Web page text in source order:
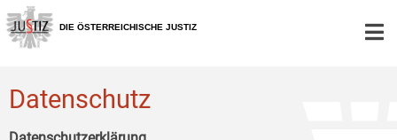
Zur
Hauptnavigation
[1]
Zum
Inhalt
[2]
Zum
Untermenü
[3]
DIE ÖSTERREICHISCHE JUSTIZ
Datenschutz